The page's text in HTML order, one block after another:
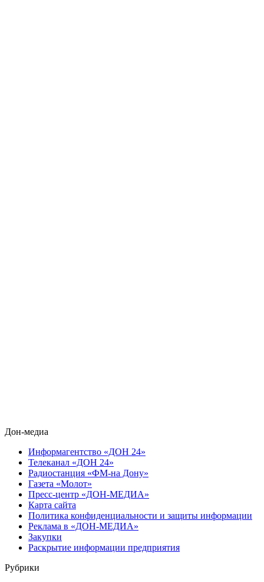
Дон-медиа
Информагентство «ДОН 24»
Телеканал «ДОН 24»
Радиостанция «ФМ-на Дону»
Газета «Молот»
Пресс-центр «ДОН-МЕДИА»
Карта сайта
Политика конфиденциальности и защиты информации
Реклама в «ДОН-МЕДИА»
Закупки
Раскрытие информации предприятия
Рубрики